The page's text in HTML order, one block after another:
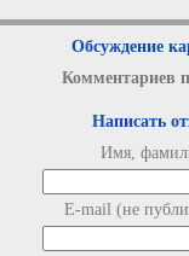
Обсуждение
Комментариев
Написать
Имя,
E-mail (не